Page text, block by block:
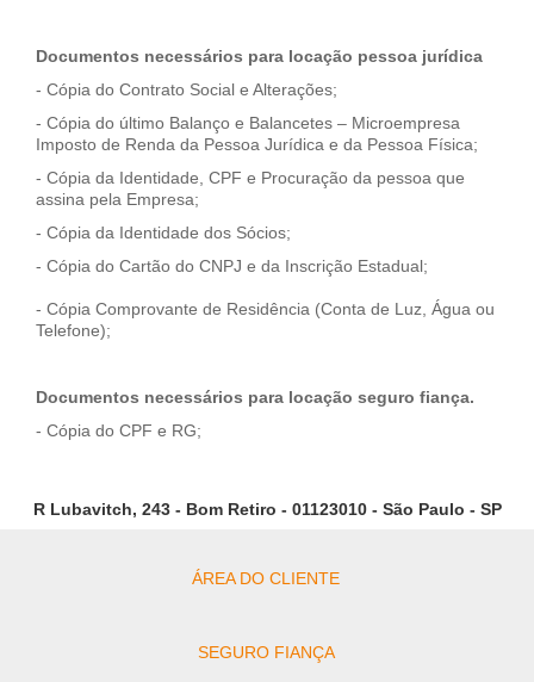
Documentos necessários para locação pessoa jurídica
- Cópia do Contrato Social e Alterações;
- Cópia do último Balanço e Balancetes – Microempresa
Imposto de Renda da Pessoa Jurídica e da Pessoa Física;
- Cópia da Identidade, CPF e Procuração da pessoa que
assina pela Empresa;
- Cópia da Identidade dos Sócios;
- Cópia do Cartão do CNPJ e da Inscrição Estadual;
- Cópia Comprovante de Residência (Conta de Luz, Água ou
Telefone);
Documentos necessários para locação seguro fiança.
- Cópia do CPF e RG;
R Lubavitch, 243 - Bom Retiro - 01123010 - São Paulo - SP
ÁREA DO CLIENTE
SEGURO FIANÇA